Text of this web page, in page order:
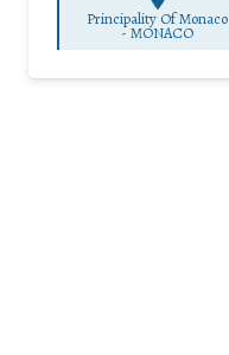
Principality Of Monaco
-MONACO